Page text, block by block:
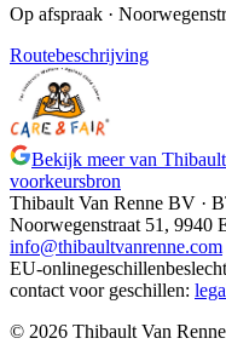
Op afspraak ·
Routebeschrijving
Bekijk meer van
voorkeursbron
Thibault Van Renne BV ·
Noorwegenstraat 51, 9940
info@thibaultvanrenne.com
EU-
contact voor geschillen:
© 2026 Thibault Van